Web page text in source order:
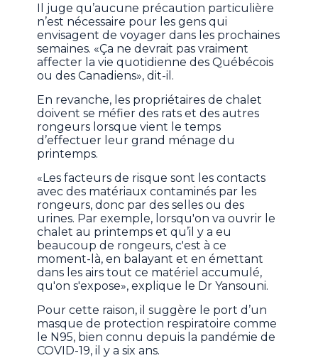
Il juge qu’aucune précaution particulière
n’est nécessaire pour les gens qui
envisagent de voyager dans les prochaines
semaines. «Ça ne devrait pas vraiment
affecter la vie quotidienne des Québécois
ou des Canadiens», dit-il.
En revanche, les propriétaires de chalet
doivent se méfier des rats et des autres
rongeurs lorsque vient le temps
d’effectuer leur grand ménage du
printemps.
«Les facteurs de risque sont les contacts
avec des matériaux contaminés par les
rongeurs, donc par des selles ou des
urines. Par exemple, lorsqu'on va ouvrir le
chalet au printemps et qu’il y a eu
beaucoup de rongeurs, c'est à ce
moment-là, en balayant et en émettant
dans les airs tout ce matériel accumulé,
qu'on s'expose», explique le Dr Yansouni.
Pour cette raison, il suggère le port d’un
masque de protection respiratoire comme
le N95, bien connu depuis la pandémie de
COVID-19, il y a six ans.